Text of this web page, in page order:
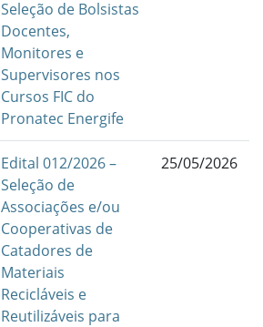
Seleção de Bolsistas
Docentes,
Monitores e
Supervisores nos
Cursos FIC do
Pronatec Energife
Edital 012/2026 –
Seleção de
Associações e/ou
Cooperativas de
Catadores de
Materiais
Recicláveis e
Reutilizáveis para
25/05/2026